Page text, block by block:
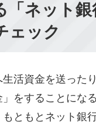
「ネット
ェック
活資金を送った
をすることにな
ともとネット銀